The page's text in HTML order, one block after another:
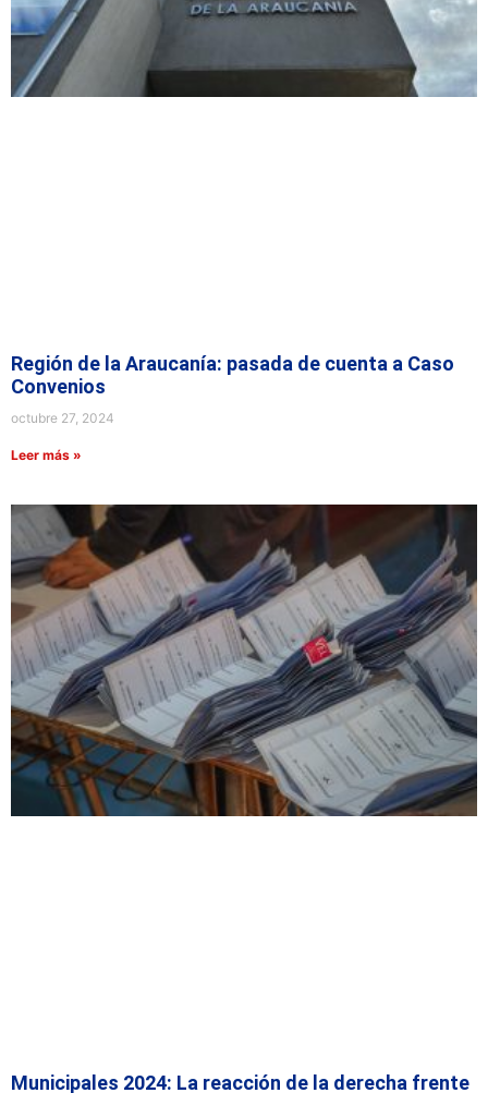
Región de la Araucanía: pasada de cuenta a Caso
Convenios
octubre 27, 2024
Leer más »
Municipales 2024: La reacción de la derecha frente